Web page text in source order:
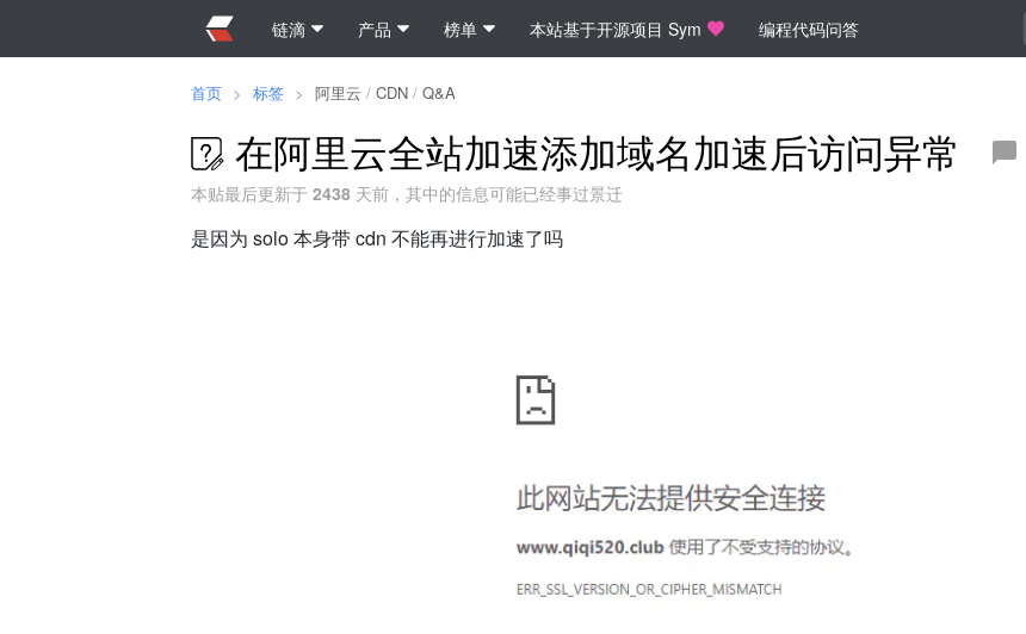
链滴 产品 榜单 本站基于开源项目 Sym 编程代码问答
首页 > 标签 > 阿里云 / CDN / Q&A
在阿里云全站加速添加域名加速后访问异常
本贴最后更新于 2438 天前，其中的信息可能已经事过景迁
是因为 solo 本身带 cdn 不能再进行加速了吗